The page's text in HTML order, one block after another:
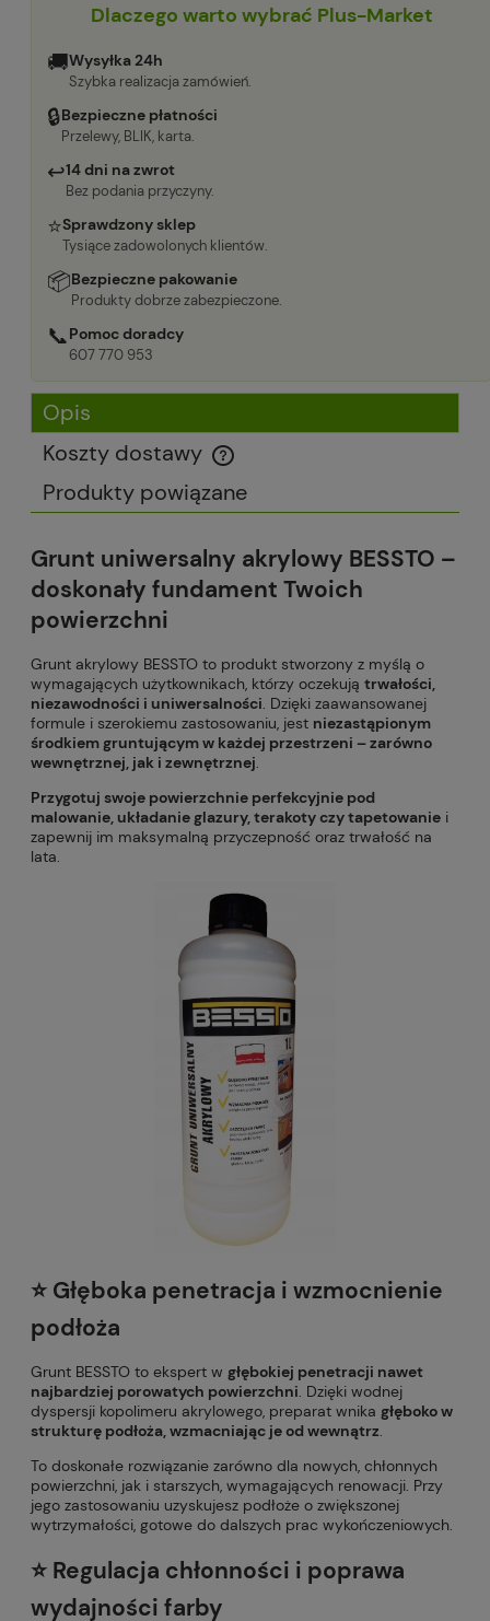
Dlaczego warto wybrać Plus-Market
🚚Wysyłka 24h
Szybka realizacja zamówień.
🔒Bezpieczne płatności
Przelewy, BLIK, karta.
↩14 dni na zwrot
Bez podania przyczyny.
⭐Sprawdzony sklep
Tysiące zadowolonych klientów.
📦Bezpieczne pakowanie
Produkty dobrze zabezpieczone.
📞Pomoc doradcy
607 770 953
Opis
Koszty dostawy
Cena nie zawiera ewentualnych kosztów płatności
Produkty powiązane
Grunt uniwersalny akrylowy BESSTO –
doskonały fundament Twoich
powierzchni
Grunt akrylowy BESSTO to produkt stworzony z myślą o
wymagających użytkownikach, którzy oczekują trwałości,
niezawodności i uniwersalności. Dzięki zaawansowanej
formule i szerokiemu zastosowaniu, jest niezastąpionym
środkiem gruntującym w każdej przestrzeni – zarówno
wewnętrznej, jak i zewnętrznej.
Przygotuj swoje powierzchnie perfekcyjnie pod
malowanie, układanie glazury, terakoty czy tapetowanie i
zapewnij im maksymalną przyczepność oraz trwałość na
lata.
⭐️ Głęboka penetracja i wzmocnienie
podłoża
Grunt BESSTO to ekspert w głębokiej penetracji nawet
najbardziej porowatych powierzchni. Dzięki wodnej
dyspersji kopolimeru akrylowego, preparat wnika głęboko w
strukturę podłoża, wzmacniając je od wewnątrz.
To doskonałe rozwiązanie zarówno dla nowych, chłonnych
powierzchni, jak i starszych, wymagających renowacji. Przy
jego zastosowaniu uzyskujesz podłoże o zwiększonej
wytrzymałości, gotowe do dalszych prac wykończeniowych.
⭐️ Regulacja chłonności i poprawa
wydajności farby